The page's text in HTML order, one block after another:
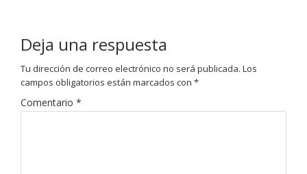
Deja una respuesta
Tu dirección de correo electrónico no será publicada. Los
campos obligatorios están marcados con *
Comentario *